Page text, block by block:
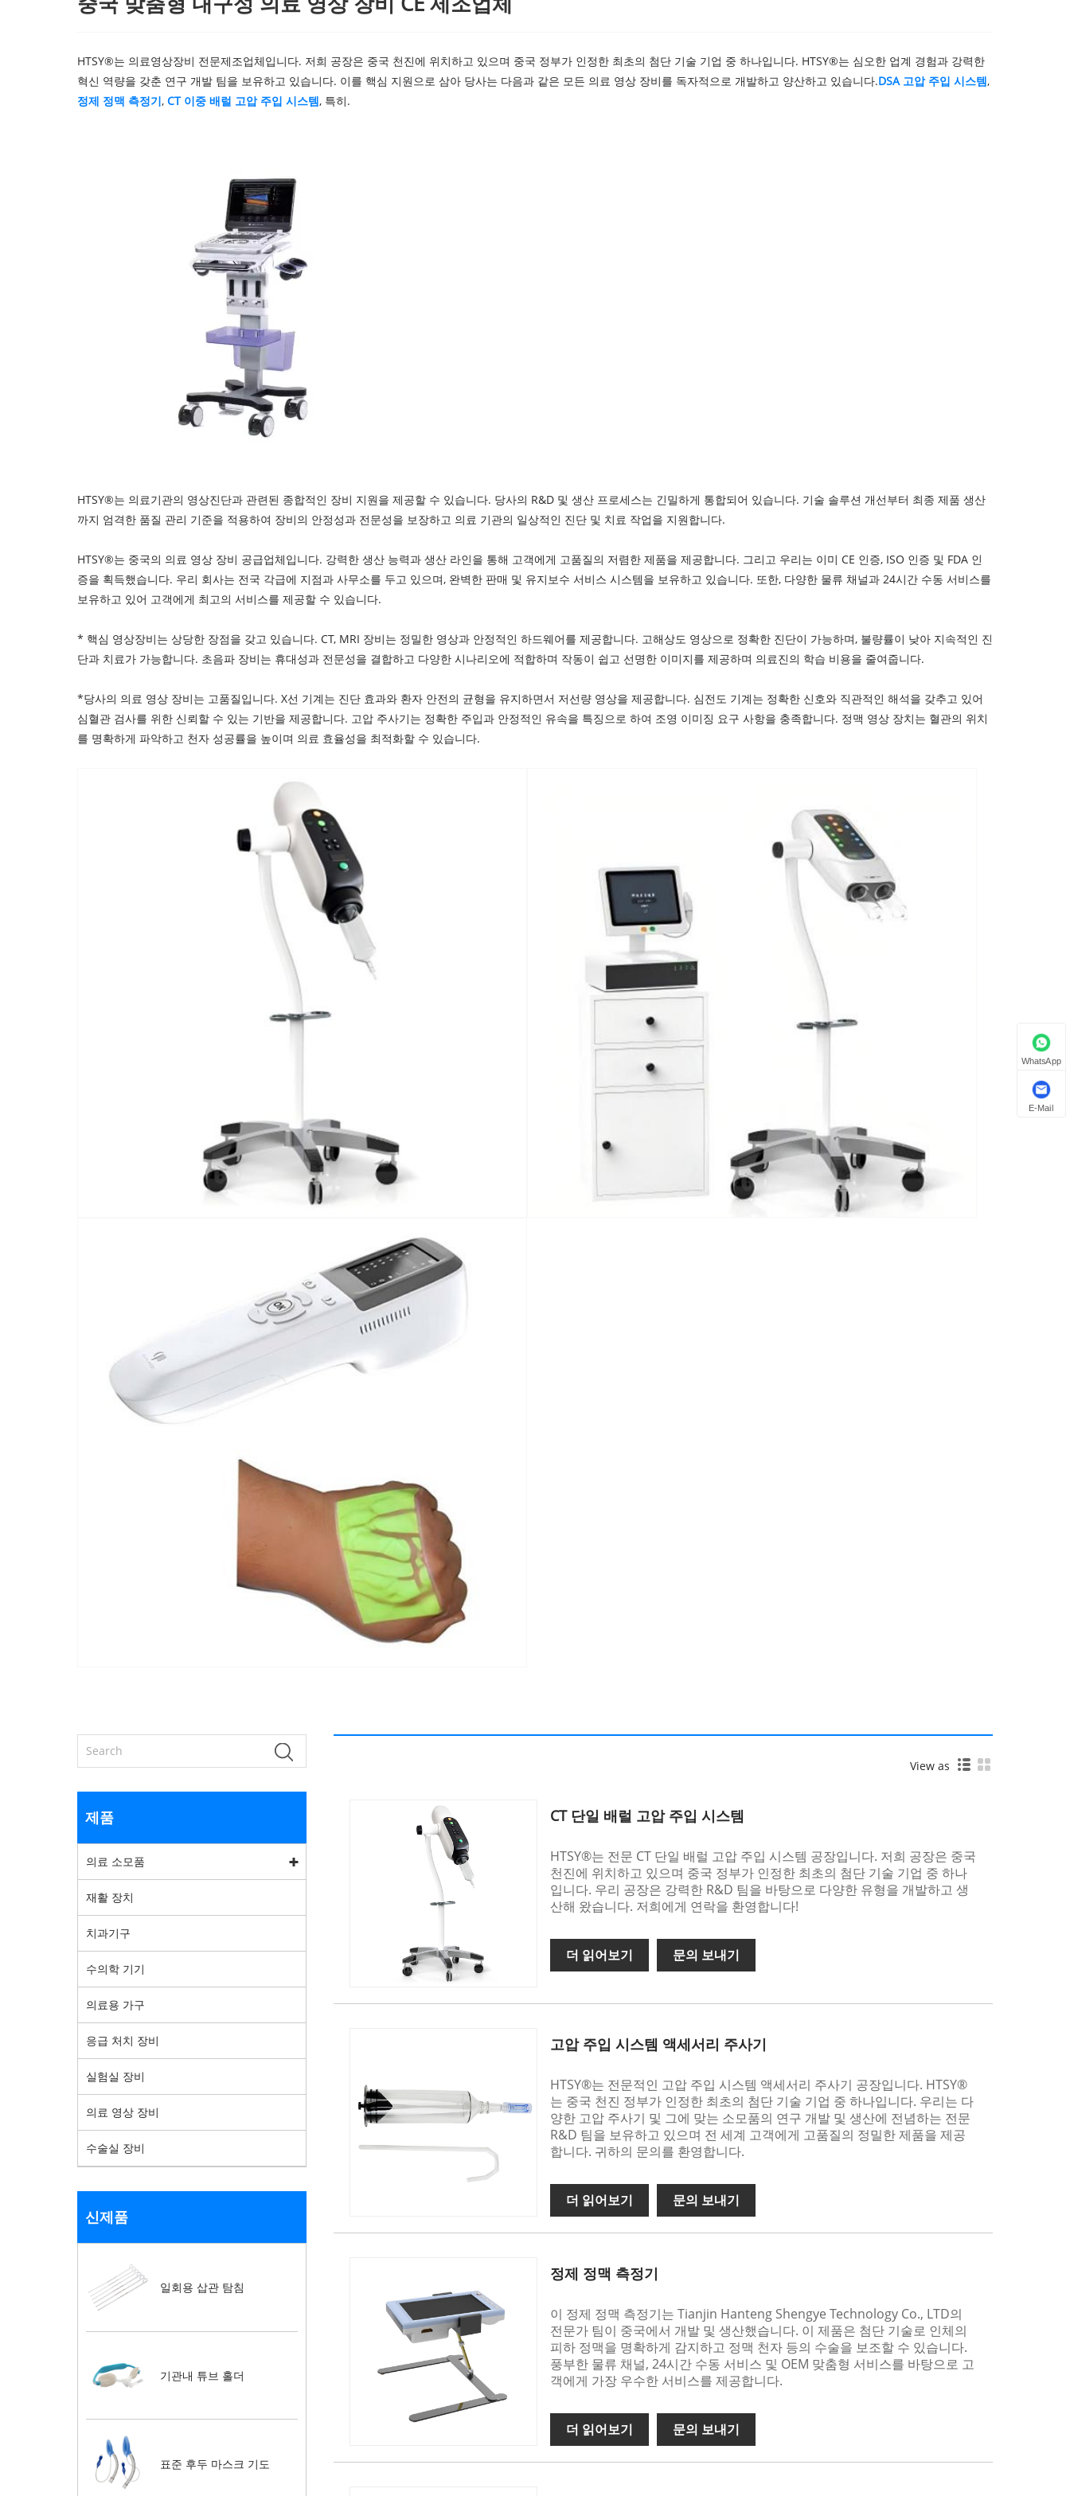
HTSY®는 의료영상장비 전문제조업체입니다. 저희 공장은 중국 천진에 위치하고 있으며 중국 정부가 인정한 최초의 첨단 기술 기업 중 하나입니다. HTSY®는 심오한 업계 경험과 강력한
혁신 역량을 갖춘 연구 개발 팀을 보유하고 있습니다. 이를 핵심 지원으로 삼아 당사는 다음과 같은 모든 의료 영상 장비를 독자적으로 개발하고 양산하고 있습니다.DSA 고압 주입 시스템,
정제 정맥 측정기, CT 이중 배럴 고압 주입 시스템, 특히.
HTSY®는 의료기관의 영상진단과 관련된 종합적인 장비 지원을 제공할 수 있습니다. 당사의 R&D 및 생산 프로세스는 긴밀하게 통합되어 있습니다. 기술 솔루션 개선부터 최종 제품 생산
까지 엄격한 품질 관리 기준을 적용하여 장비의 안정성과 전문성을 보장하고 의료 기관의 일상적인 진단 및 치료 작업을 지원합니다.
HTSY®는 중국의 의료 영상 장비 공급업체입니다. 강력한 생산 능력과 생산 라인을 통해 고객에게 고품질의 저렴한 제품을 제공합니다. 그리고 우리는 이미 CE 인증, ISO 인증 및 FDA 인
증을 획득했습니다. 우리 회사는 전국 각급에 지점과 사무소를 두고 있으며, 완벽한 판매 및 유지보수 서비스 시스템을 보유하고 있습니다. 또한, 다양한 물류 채널과 24시간 수동 서비스를
보유하고 있어 고객에게 최고의 서비스를 제공할 수 있습니다.
* 핵심 영상장비는 상당한 장점을 갖고 있습니다. CT, MRI 장비는 정밀한 영상과 안정적인 하드웨어를 제공합니다. 고해상도 영상으로 정확한 진단이 가능하며, 불량률이 낮아 지속적인 진
단과 치료가 가능합니다. 초음파 장비는 휴대성과 전문성을 결합하고 다양한 시나리오에 적합하며 작동이 쉽고 선명한 이미지를 제공하며 의료진의 학습 비용을 줄여줍니다.
*당사의 의료 영상 장비는 고품질입니다. X선 기계는 진단 효과와 환자 안전의 균형을 유지하면서 저선량 영상을 제공합니다. 심전도 기계는 정확한 신호와 직관적인 해석을 갖추고 있어
심혈관 검사를 위한 신뢰할 수 있는 기반을 제공합니다. 고압 주사기는 정확한 주입과 안정적인 유속을 특징으로 하여 조영 이미징 요구 사항을 충족합니다. 정맥 영상 장치는 혈관의 위치
를 ​​명확하게 파악하고 천자 성공률을 높이며 의료 효율성을 최적화할 수 있습니다.
제품
의료 소모품
재활 장치
치과기구
수의학 기기
의료용 가구
응급 처치 장비
실험실 장비
의료 영상 장비
수술실 장비
신제품
일회용 삽관 탐침
기관내 튜브 홀더
표준 후두 마스크 기도
View as
CT 단일 배럴 고압 주입 시스템
HTSY®는 전문 CT 단일 배럴 고압 주입 시스템 공장입니다. 저희 공장은 중국
천진에 위치하고 있으며 중국 정부가 인정한 최초의 첨단 기술 기업 중 하나
입니다. 우리 공장은 강력한 R&D 팀을 바탕으로 다양한 유형을 개발하고 생
산해 왔습니다. 저희에게 연락을 환영합니다!
더 읽어보기 문의 보내기
고압 주입 시스템 액세서리 주사기
HTSY®는 전문적인 고압 주입 시스템 액세서리 주사기 공장입니다. HTSY®
는 중국 천진 정부가 인정한 최초의 첨단 기술 기업 중 하나입니다. 우리는 다
양한 고압 주사기 및 그에 맞는 소모품의 연구 개발 및 생산에 전념하는 전문
R&D 팀을 보유하고 있으며 전 세계 고객에게 고품질의 정밀한 제품을 제공
합니다. 귀하의 문의를 환영합니다.
더 읽어보기 문의 보내기
정제 정맥 측정기
이 정제 정맥 측정기는 Tianjin Hanteng Shengye Technology Co., LTD의
전문가 팀이 중국에서 개발 및 생산했습니다. 이 제품은 첨단 기술로 인체의
피하 정맥을 명확하게 감지하고 정맥 천자 등의 수술을 보조할 수 있습니다.
풍부한 물류 채널, 24시간 수동 서비스 및 OEM 맞춤형 서비스를 바탕으로 고
객에게 가장 우수한 서비스를 제공합니다.
더 읽어보기 문의 보내기
WhatsApp
E-Mail